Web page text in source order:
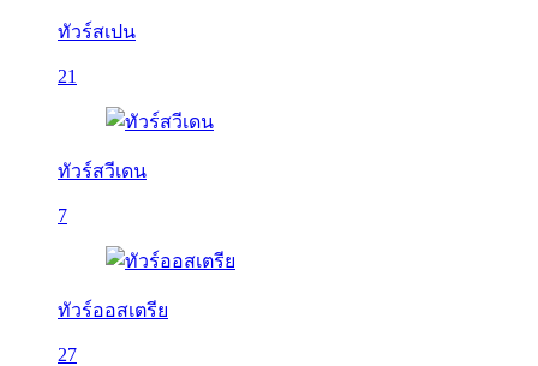
ทัวร์สเปน
21
ทัวร์สวีเดน
7
ทัวร์ออสเตรีย
27